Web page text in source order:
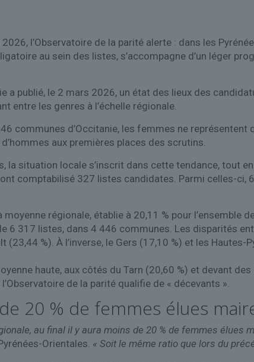
l’Observatoire de la parité alerte : dans les
au sein des listes, s’accompagne d’un léger
a publié, le 2 mars 2026, un état des lieux des
entre les genres à l’échelle régionale.
communes d’Occitanie, les femmes ne
aux premières places des scrutins.
la situation locale s’inscrit dans cette tendance, tout
comptabilisé 327 listes candidates. Parmi celles-ci,
régionale, établie à 20,11 % pour l’ensemble
6 317 listes, dans 4 446 communes. Les disparités
(23,44 %). À l’inverse, le Gers (17,10 %) et les
haute, aux côtés du Tarn (20,60 %) et devant
de la parité qualifie de « décevants ».
20 % de femmes élues
au final il y aura moins de 20 % de femmes élues
Orientales. « Soit le même ratio que lors du